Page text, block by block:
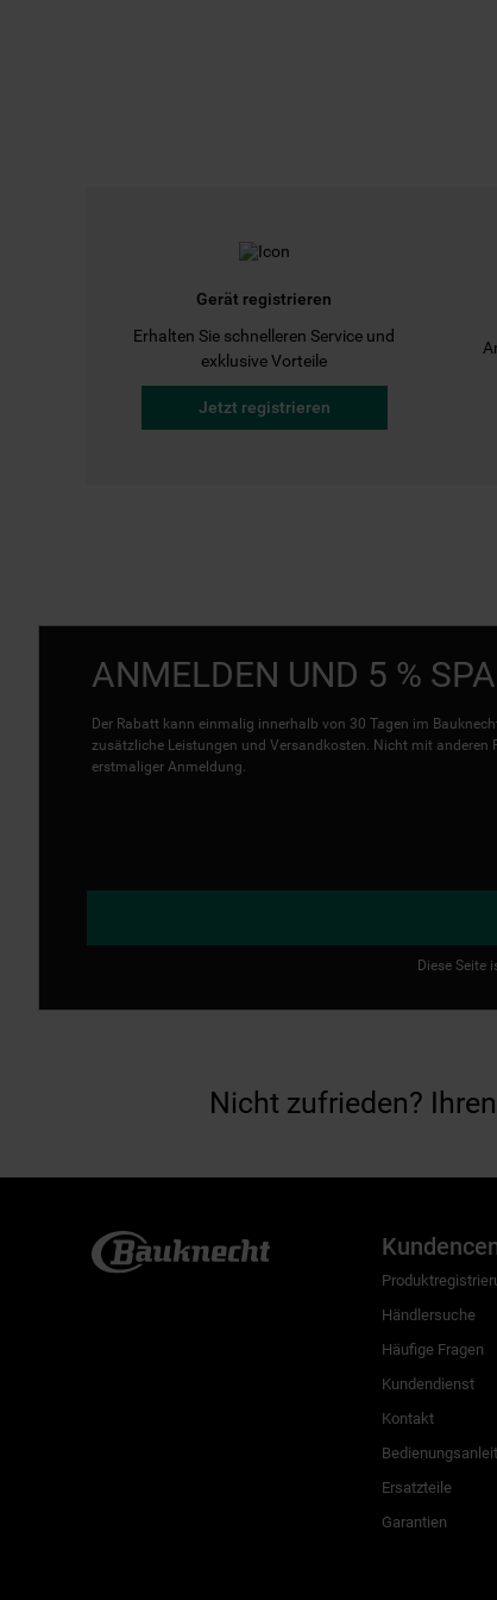
Gerät registrieren
Erhalten Sie schnelleren Service und
exklusive Vorteile
Jetzt registrieren
ANMELDEN UND 5 %
Der Rabatt kann einmalig innerhalb von 30 Tagen im
zusätzliche Leistungen und Versandkosten. Nicht mit anderen
erstmaliger Anmeldung.
Diese Seite
Nicht zufrieden?
Händlersuche
Häufige Fragen
Kundendienst
Kontakt
Ersatzteile
Garantien